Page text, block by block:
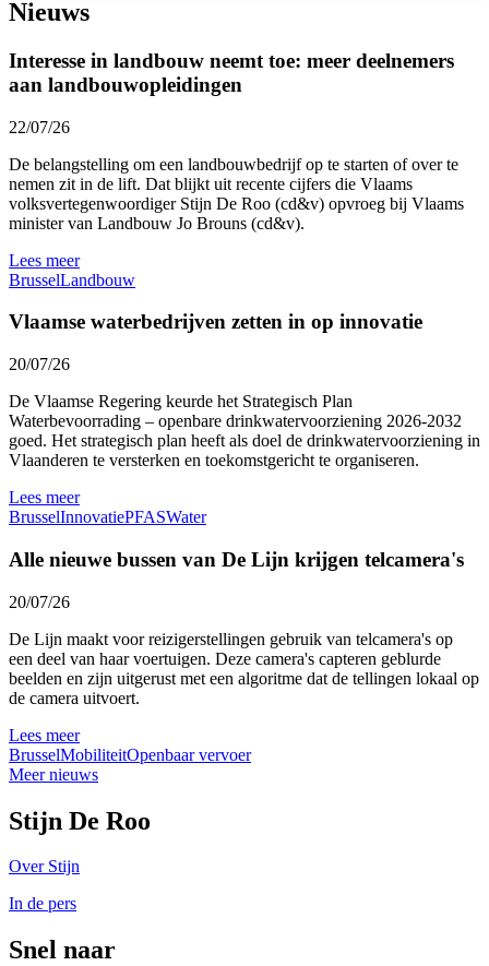
Nieuws
Interesse in landbouw neemt toe: meer deelnemers
aan landbouwopleidingen
22/07/26
De belangstelling om een landbouwbedrijf op te starten of over te
nemen zit in de lift. Dat blijkt uit recente cijfers die Vlaams
volksvertegenwoordiger Stijn De Roo (cd&v) opvroeg bij Vlaams
minister van Landbouw Jo Brouns (cd&v).
Lees meer
BrusselLandbouw
Vlaamse waterbedrijven zetten in op innovatie
20/07/26
De Vlaamse Regering keurde het Strategisch Plan
Waterbevoorrading – openbare drinkwatervoorziening 2026-2032
goed. Het strategisch plan heeft als doel de drinkwatervoorziening in
Vlaanderen te versterken en toekomstgericht te organiseren.
Lees meer
BrusselInnovatiePFASWater
Alle nieuwe bussen van De Lijn krijgen telcamera's
20/07/26
De Lijn maakt voor reizigerstellingen gebruik van telcamera's op
een deel van haar voertuigen. Deze camera's capteren geblurde
beelden en zijn uitgerust met een algoritme dat de tellingen lokaal op
de camera uitvoert.
Lees meer
BrusselMobiliteitOpenbaar vervoer
Meer nieuws
Stijn De Roo
Over Stijn
In de pers
Snel naar